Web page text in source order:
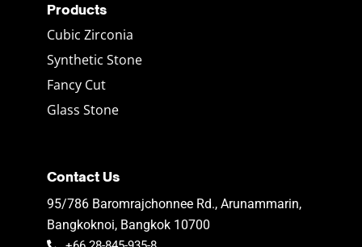
Products
Cubic Zirconia
Synthetic Stone
Fancy Cut
Glass Stone
Contact Us
95/786 Baromrajchonnee Rd., Arunammarin,
Bangkoknoi, Bangkok 10700